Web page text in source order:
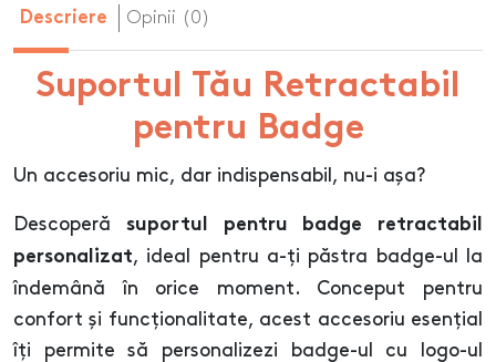
Descriere Opinii (0)
Suportul Tău Retractabil
pentru Badge
Un accesoriu mic, dar indispensabil, nu-i așa?
Descoperă suportul pentru badge retractabil
personalizat, ideal pentru a-ți păstra badge-ul la
îndemână în orice moment. Conceput pentru
confort și funcționalitate, acest accesoriu esențial
îți permite să personalizezi badge-ul cu logo-ul